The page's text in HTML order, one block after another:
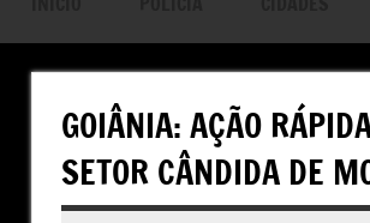
GOIÂNIA: AÇÃO
SETOR CÂNDIDA DE